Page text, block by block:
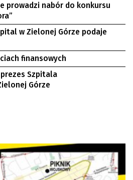
prowadzi nabór do konkursu
w Zielonej Górze podaje
finansowych
prezes Szpitala
Górze